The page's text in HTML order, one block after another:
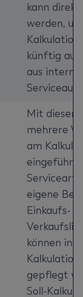
kann
werden,
künftig
aus
Mit
mehrere
am
eingeführt:
eigene
Einkaufs-
können in
gepflegt
Soll-